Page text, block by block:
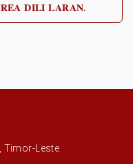
𝐃𝐈𝐋𝐈 𝐋𝐀𝐑𝐀𝐍.
Timor-Leste